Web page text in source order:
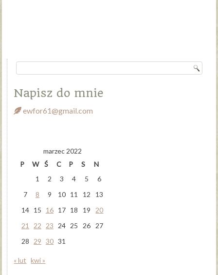
Napisz do mnie
ewfor61@gmail.com
marzec 2022
P
W Ś C P S
N
1
2 3 4 5
6
7
8 9 10 11 12
13
14 15 16 17 18 19
20
21
22 23 24 25 26
27
28
29 30 31
« lut kwi »